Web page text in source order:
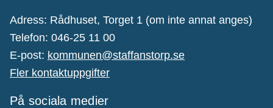
Adress: Rådhuset, Torget 1 (om inte annat anges)
Telefon: 046-25 11 00
E-post: kommunen@staffanstorp.se
Fler kontaktuppgifter
På sociala medier